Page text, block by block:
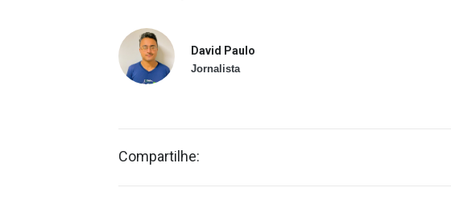
David Paulo
Jornalista
Compartilhe: